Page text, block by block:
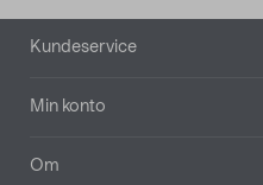
Bunntekst
Kundeservice
Min konto
Om